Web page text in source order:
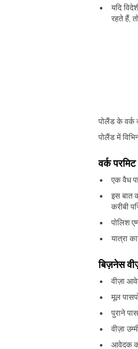
यदि
रहते हैं,
पोलैंड के वर्क
पोलैंड में
वर्क
एक वैध
इस बात
करीबी
पोलिश
यात्रा
बिज़नेस
वीज़ा
मूल
पुराने
वीज़ा
आवेदक